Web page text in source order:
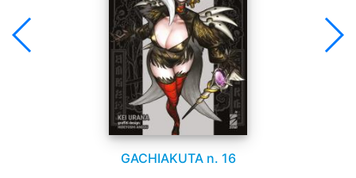
GACHIAKUTA n. 16